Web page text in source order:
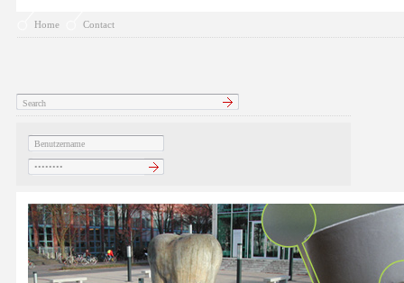
Home Contact